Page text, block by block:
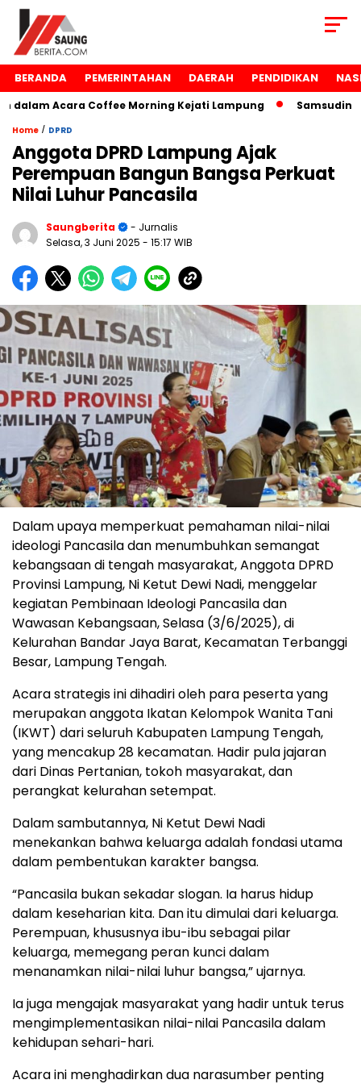
BERANDA PEMERINTAHAN DAERAH PENDIDIKAN
Acara Coffee Morning Kejati Lampung Samsudin
Home / DPRD
Anggota DPRD Lampung Ajak
Perempuan Bangun Bangsa Perkuat
Nilai Luhur Pancasila
Saungberita
- Jurnalis
Selasa, 3 Juni 2025 - 15:17 WIB
Dalam upaya memperkuat pemahaman nilai-nilai
ideologi Pancasila dan menumbuhkan semangat
kebangsaan di tengah masyarakat, Anggota DPRD
Provinsi Lampung, Ni Ketut Dewi Nadi, menggelar
kegiatan Pembinaan Ideologi Pancasila dan
Wawasan Kebangsaan, Selasa (3/6/2025), di
Kelurahan Bandar Jaya Barat, Kecamatan Terbanggi
Besar, Lampung Tengah.
Acara strategis ini dihadiri oleh para peserta yang
merupakan anggota Ikatan Kelompok Wanita Tani
(IKWT) dari seluruh Kabupaten Lampung Tengah,
yang mencakup 28 kecamatan. Hadir pula jajaran
dari Dinas Pertanian, tokoh masyarakat, dan
perangkat kelurahan setempat.
Dalam sambutannya, Ni Ketut Dewi Nadi
menekankan bahwa keluarga adalah fondasi utama
dalam pembentukan karakter bangsa.
“Pancasila bukan sekadar slogan. Ia harus hidup
dalam keseharian kita. Dan itu dimulai dari keluarga.
Perempuan, khususnya ibu-ibu sebagai pilar
keluarga, memegang peran kunci dalam
menanamkan nilai-nilai luhur bangsa,” ujarnya.
Ia juga mengajak masyarakat yang hadir untuk terus
mengimplementasikan nilai-nilai Pancasila dalam
kehidupan sehari-hari.
Acara ini menghadirkan dua narasumber penting